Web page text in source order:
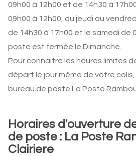
09h00 à 12h00 et de 14h30 à
09h00 à 12h00, du jeudi au
de 14h30 à 17h00 et le samedi de
poste est fermée le Dimanche.
Pour connaitre les heures limites
départ le jour même de votre
bureau de poste La Poste
Horaires d'ouverture
de poste : La Poste
Clairiere